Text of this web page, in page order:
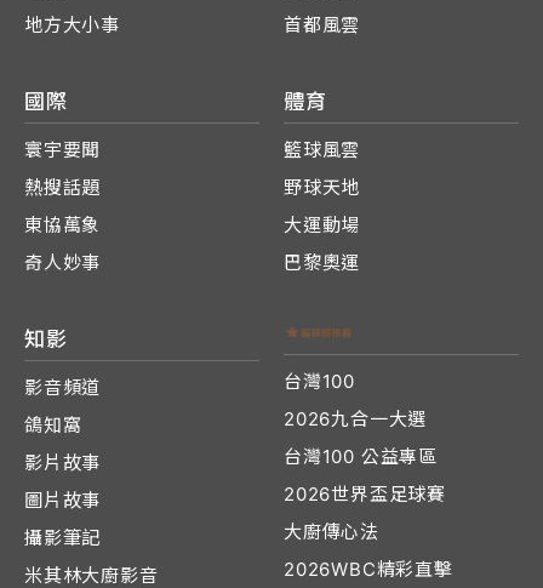
地方大小事
首都風雲
國際
寰宇要聞
熱搜話題
東協萬象
奇人妙事
體育
籃球風雲
野球天地
大運動場
巴黎奧運
知影
影音頻道
鴿知窩
影片故事
圖片故事
攝影筆記
米其林大廚影音
台灣100
2026九合一大選
台灣100 公益專區
2026世界盃足球賽
大廚傳心法
2026WBC精彩直擊